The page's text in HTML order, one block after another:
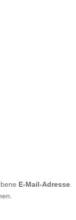
E-Mail-Adresse